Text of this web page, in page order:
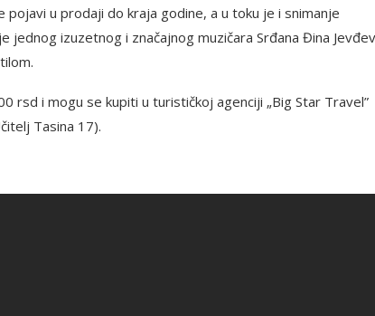
u prodaji do kraja godine, a u toku je i snimanje
jednog izuzetnog i značajnog muzičara Srđana Đina
rsd i mogu se kupiti u turističkoj agenciji „Big Star Travel”
Tasina 17).